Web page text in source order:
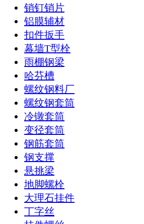
销钉销片
铝膜辅材
扣件扳手
幕墙T型栓
雨棚钢梁
哈芬槽
螺纹钢料厂
螺纹钢套筒
冷镦套筒
变径套筒
钢筋套筒
钢支撑
悬挑梁
地脚螺栓
大理石挂件
丁字丝